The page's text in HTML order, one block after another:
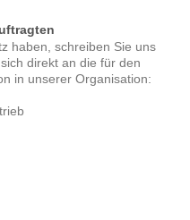
haben, schreiben Sie uns
direkt an die für den
in unserer Organisation: